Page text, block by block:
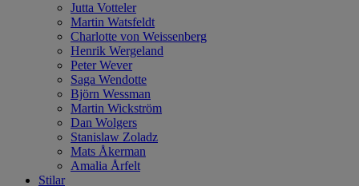
Jutta Votteler
Martin Watsfeldt
Charlotte von Weissenberg
Henrik Wergeland
Peter Wever
Saga Wendotte
Björn Wessman
Martin Wickström
Dan Wolgers
Stanislaw Zoladz
Mats Åkerman
Amalia Årfelt
Stilar